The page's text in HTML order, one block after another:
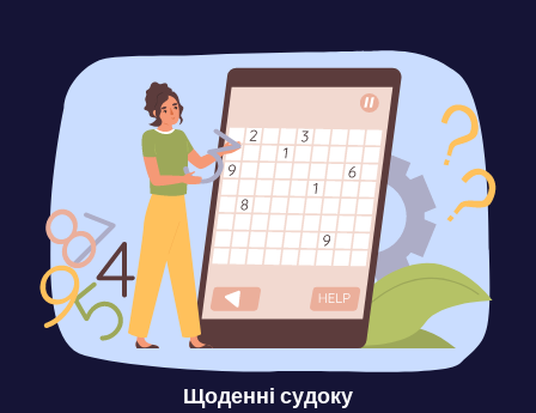
Щоденні судоку